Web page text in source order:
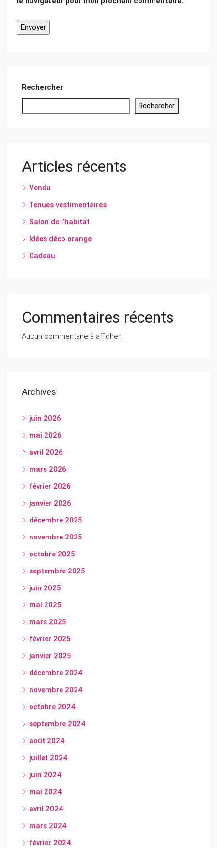
Rechercher
Rechercher
Articles récents
Vendu
Tenues vestimentaires
Salon de l’habitat
Idées déco orange
Cadeau
Commentaires récents
Aucun commentaire à afficher.
Archives
juin 2026
mai 2026
avril 2026
mars 2026
février 2026
janvier 2026
décembre 2025
novembre 2025
octobre 2025
septembre 2025
juin 2025
mai 2025
mars 2025
février 2025
janvier 2025
décembre 2024
novembre 2024
octobre 2024
septembre 2024
août 2024
juillet 2024
juin 2024
mai 2024
avril 2024
mars 2024
février 2024